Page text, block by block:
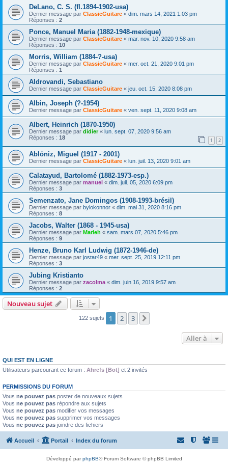
DeLano, C. S. (fl.1894-1902-usa)
Dernier message par ClassicGuitare « dim. mars 14, 2021 1:03 pm
Réponses : 2
Ponce, Manuel Maria (1882-1948-mexique)
Dernier message par ClassicGuitare « mar. nov. 10, 2020 9:58 am
Réponses : 10
Morris, William (1884-?-usa)
Dernier message par ClassicGuitare « mer. oct. 21, 2020 9:01 pm
Réponses : 1
Aldrovandi, Sebastiano
Dernier message par ClassicGuitare « jeu. oct. 15, 2020 8:08 pm
Albin, Joseph (?-1954)
Dernier message par ClassicGuitare « ven. sept. 11, 2020 9:08 am
Albert, Heinrich (1870-1950)
Dernier message par didier« lun. sept. 07, 2020 9:56 am
Réponses : 18 1 2
Ablóniz, Miguel (1917 - 2001)
Dernier message par ClassicGuitare « lun. juil. 13, 2020 9:01 am
Calatayud, Bartolomé (1882-1973-esp.)
Dernier message par manuel « dim. juil. 05, 2020 6:09 pm
Réponses : 3
Semenzato, Jane Domingos (1908-1993-brésil)
Dernier message par bylokonnor « dim. mai 31, 2020 8:16 pm
Réponses : 8
Jacobs, Walter (1868 - 1945-usa)
Dernier message par Marieh « sam. mars 07, 2020 5:46 pm
Réponses : 9
Henze, Bruno Karl Ludwig (1872-1946-de)
Dernier message par jostar49 « mer. sept. 25, 2019 12:11 pm
Réponses : 3
Jubing Kristianto
Dernier message par zacolma« dim. juin 16, 2019 9:57 am
Réponses : 2
Nouveau sujet
122 sujets 1 2 3
Aller à
QUI EST EN LIGNE
Utilisateurs parcourant ce forum : Ahrefs [Bot] et 2 invités
PERMISSIONS DU FORUM
Vous ne pouvez pas poster de nouveaux sujets
Vous ne pouvez pas répondre aux sujets
Vous ne pouvez pas modifier vos messages
Vous ne pouvez pas supprimer vos messages
Vous ne pouvez pas joindre des fichiers
Accueil Portail Index du forum
Développé parphpBB® Forum Software © phpBB Limited